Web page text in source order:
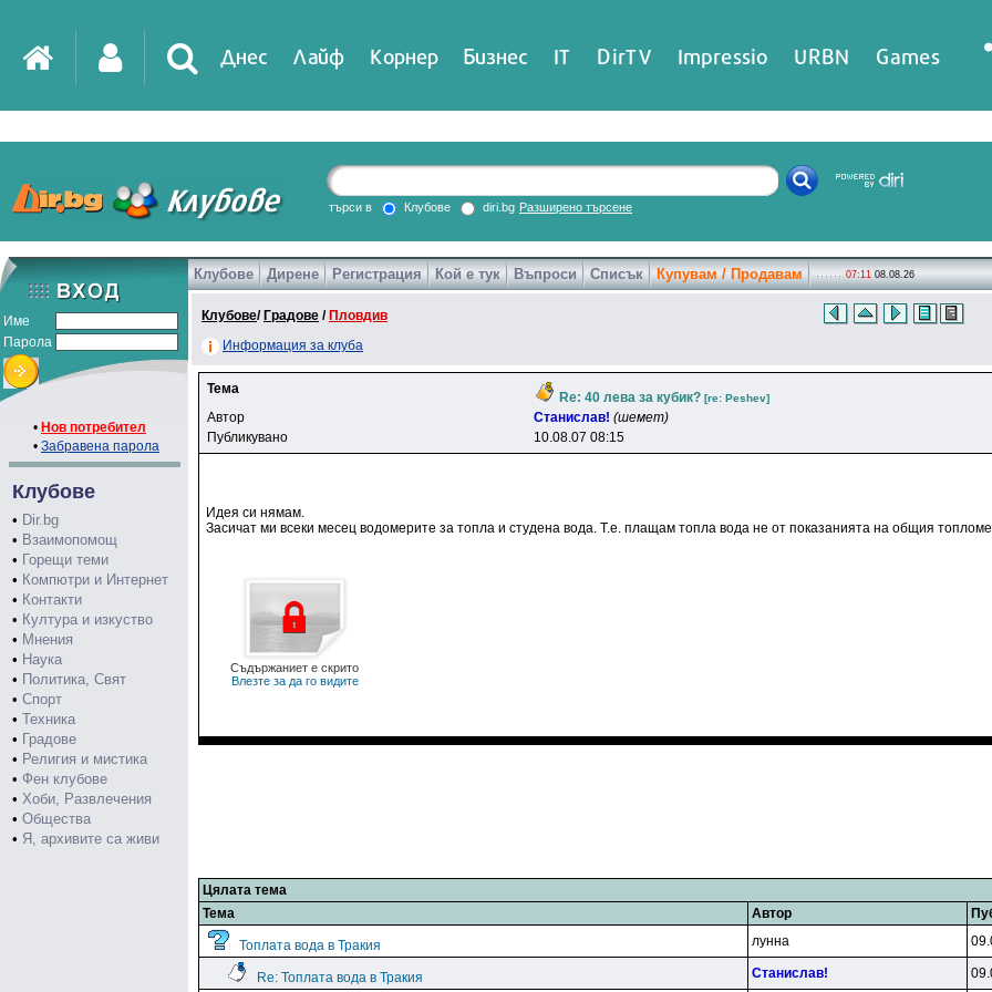
Днес Лайф Корнер Бизнес IT DirTV Impressio URBN Games
търси в Клубове diri.bg Разширено търсене
Име
Парола
• Нов потребител
• Забравена парола
Клубове
• Dir.bg
• Взаимопомощ
• Горещи теми
• Компютри и Интернет
• Контакти
• Култура и изкуство
• Мнения
• Наука
• Политика, Свят
• Спорт
• Техника
• Градове
• Религия и мистика
• Фен клубове
• Хоби, Развлечения
• Общества
• Я, архивите са живи
Клубове Дирене Регистрация Кой е тук Въпроси Списък Купувам / Продавам 07:11 08.08.26
Клубове/ Градове / Пловдив
Информация за клуба
Тема
Re: 40 лева за кубик? [re: Peshev]
Автор Cтaниcлaв! (шемет)
Публикувано
10.08.07 08:15
Идея си нямам.
Засичат ми всеки месец водомерите за топла и студена вода. Т.е. плащам топла вода не от показанията на общия
Съдържаниет е скрито
Влезте за да го видите
Цялата тема
Тема
Автор
Топлата вода в Тракия лyннa
Re: Топлата вода в Тракия Cтaниcлaв!